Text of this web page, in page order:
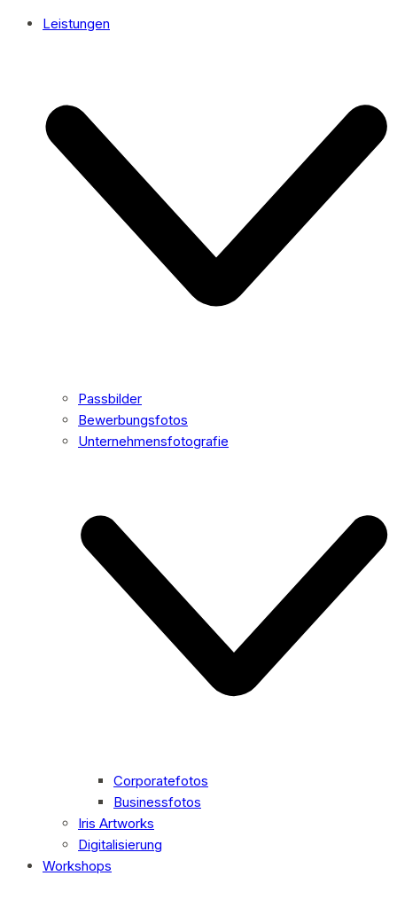
Leistungen
Passbilder
Bewerbungsfotos
Unternehmensfotografie
Corporatefotos
Businessfotos
Iris Artworks
Digitalisierung
Workshops